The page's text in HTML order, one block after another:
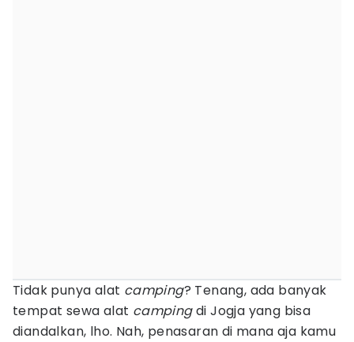
Tidak punya alat camping? Tenang, ada banyak
tempat sewa alat campingdi Jogja yang bisa
diandalkan, lho. Nah, penasaran di mana aja kamu